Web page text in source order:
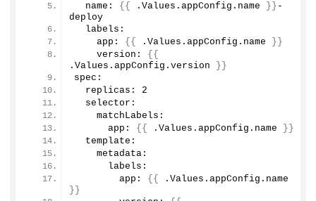
  name:
{{ .Values. appConfig . name }} -
deploy
  labels:
    app:
{{ .Values. appConfig . name
}}
    version:
{{
.Values. appConfig . version
}}
spec:
  replicas:
2
  selector:
    matchLabels:
      app:
{{ .Values. appConfig . name
}}
  template:
    metadata:
      labels:
        app:
{{ .Values. appConfig . name
}}